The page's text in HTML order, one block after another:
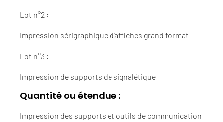
Lot n°2 :
Impression sérigraphique d’affiches grand format
Lot n°3 :
Impression de supports de signalétique
Quantité ou étendue :
Impression des supports et outils de communication